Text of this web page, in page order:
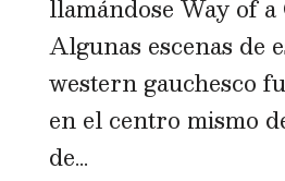
llamándose Way of a
Algunas escenas de
western gauchesco
en el centro mismo
de...